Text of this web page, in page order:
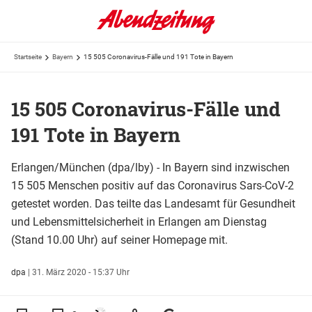
Startseite Bayern 15 505 Coronavirus-Fälle und 191 Tote in Bayern
15 505 Coronavirus-Fälle und
191 Tote in Bayern
Erlangen/München (dpa/lby) - In Bayern sind inzwischen
15 505 Menschen positiv auf das Coronavirus Sars-CoV-2
getestet worden. Das teilte das Landesamt für Gesundheit
und Lebensmittelsicherheit in Erlangen am Dienstag
(Stand 10.00 Uhr) auf seiner Homepage mit.
dpa | 31. März 2020 - 15:37 Uhr